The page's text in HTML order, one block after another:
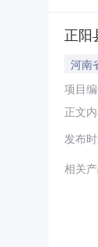
正阳
河南
项目编
正文内
发布时
相关产